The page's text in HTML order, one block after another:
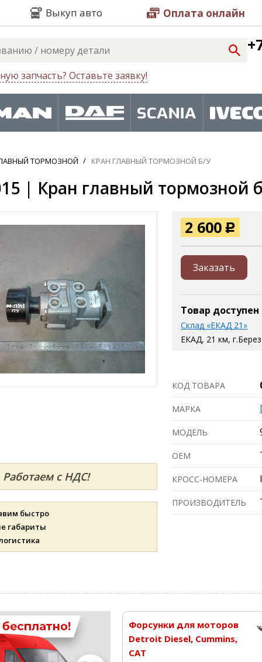
Выкуп авто Оплата онлайн
запчасть? Оставьте заявку!
ТОРМОЗНОЙ КРАН ГЛАВНЫЙ ТОРМОЗНОЙ Б/У
| Кран главный тормозной
Работаем с НДС!
быстро
габариты
2 600 Р
Заказать
Товар
Склад «ЕКАД 21»
ЕКАД, 21 км,
КОД ТОВАРА
МАРКА
МОДЕЛЬ
ОЕМ
КРОСС-НОМЕРА
ПРОИЗВОДИТЕЛЬ
Форсунки для моторов
Detroit Diesel, Cummins,
CAT